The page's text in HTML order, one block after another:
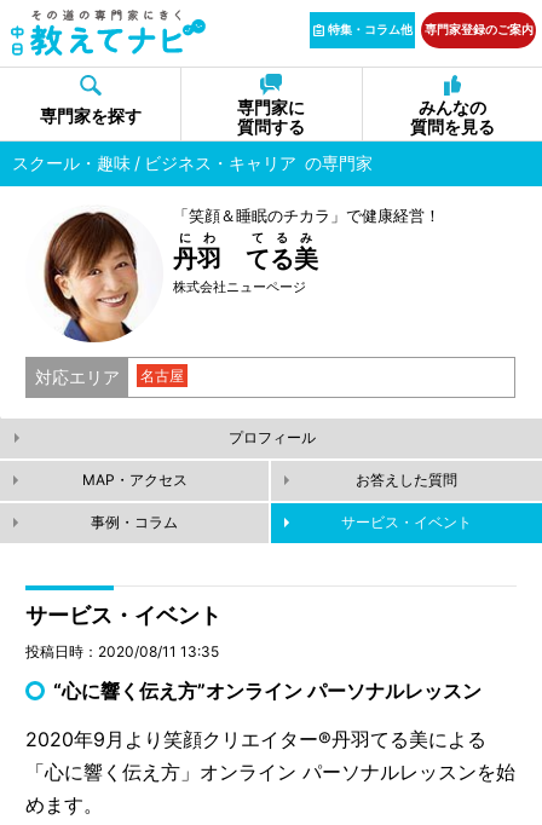
特集・コラム他 専門家登録のご案内
専門家を探す
専門家に
質問する
みんなの
質問を見る
スクール・趣味
ビジネス・キャリア の専門家
「笑顔＆睡眠のチカラ」で健康経営！
丹羽 てる美
にわ てるみ
株式会社ニューページ
対応エリア 名古屋
プロフィール
MAP・アクセス お答えした質問
事例・コラム サービス・イベント
サービス・イベント
投稿日時：2020/08/11 13:35
“心に響く伝え方”オンライン パーソナルレッスン
2020年9月より笑顔クリエイター®丹羽てる美による
「心に響く伝え方」オンライン パーソナルレッスンを始
めます。